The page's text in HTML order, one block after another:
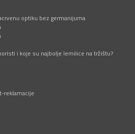
optiku bez germanijuma
i koje su najbolje lemilice na tržištu?
reklamacije